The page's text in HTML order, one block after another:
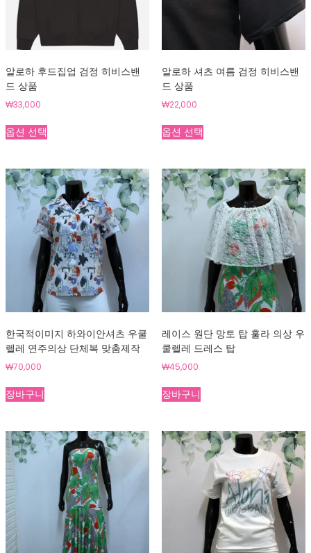
알로하 후드집업 검정 히비스밴
드 상품
₩33,000
옵션 선택
옵
션
이
이
상
품
에
있
습
니
상
품
옵
알로하 셔츠 여름 검정 히비스밴
드 상품
₩22,000
옵션 선택
옵
션
이
이
상
품
에
있
습
니
상
품
옵
션
선
택
할
수
있
한국적이미지 하와이안셔츠 우쿨
렐레 연주의상 단체복 맞춤제작
₩70,000
장바구니
레이스 원단 망토 탑 훌라 의상 우
쿨렐레 드레스 탑
₩45,000
장바구니